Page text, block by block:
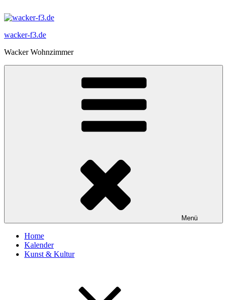
Inhalt
wacker-f3.de
Wacker Wohnzimmer
Menü
Home
Kalender
Kunst & Kultur